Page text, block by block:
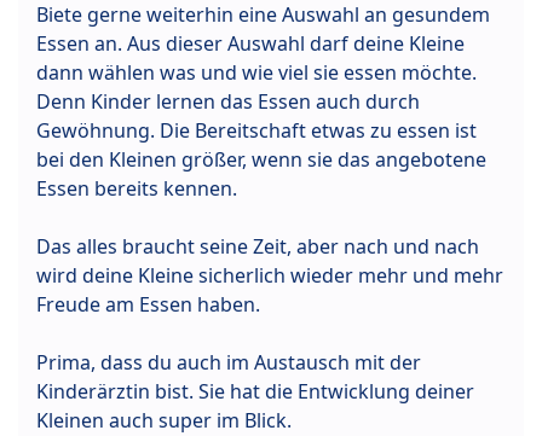
Biete gerne weiterhin eine Auswahl an gesundem
Essen an. Aus dieser Auswahl darf deine Kleine
dann wählen was und wie viel sie essen möchte.
Denn Kinder lernen das Essen auch durch
Gewöhnung. Die Bereitschaft etwas zu essen ist
bei den Kleinen größer, wenn sie das angebotene
Essen bereits kennen.
Das alles braucht seine Zeit, aber nach und nach
wird deine Kleine sicherlich wieder mehr und mehr
Freude am Essen haben.
Prima, dass du auch im Austausch mit der
Kinderärztin bist. Sie hat die Entwicklung deiner
Kleinen auch super im Blick.